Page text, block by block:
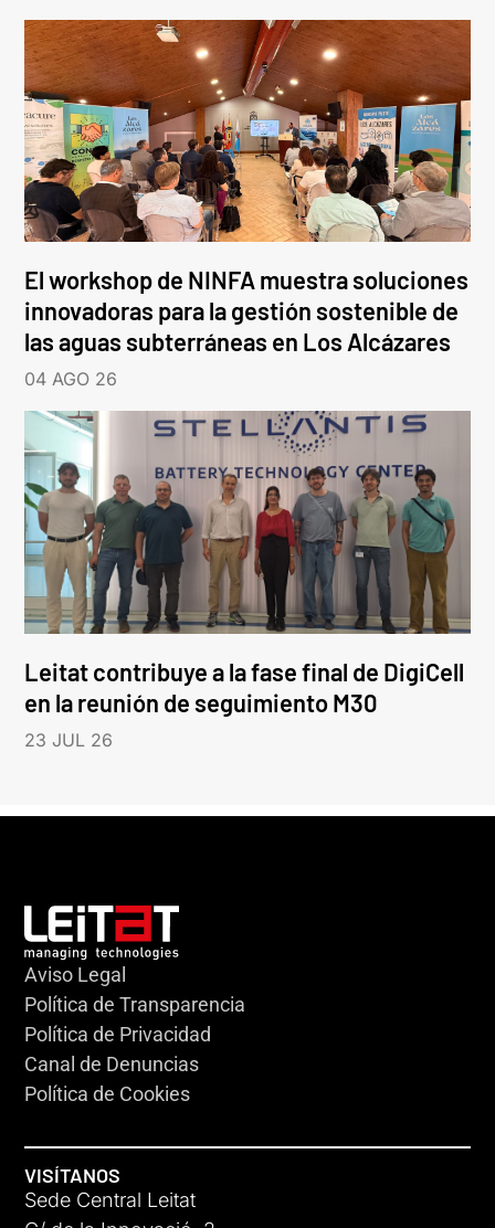
El workshop de NINFA muestra soluciones
innovadoras para la gestión sostenible de
las aguas subterráneas en Los Alcázares
04 AGO 26
Leitat contribuye a la fase final de DigiCell
en la reunión de seguimiento M30
23 JUL 26
Aviso Legal
Política de Transparencia
Política de Privacidad
Canal de Denuncias
Política de Cookies
VISÍTANOS
Sede Central Leitat